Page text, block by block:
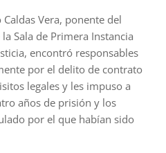
Vera, ponente del
Sala de Primera Instancia
encontró responsables
por el delito de contrato
legales y les impuso a
años de prisión y los
por el que habían sido